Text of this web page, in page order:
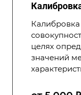
целях
значений